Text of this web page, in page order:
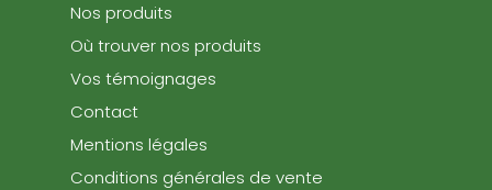
Nos produits
Où trouver nos produits
Vos témoignages
Contact
Mentions légales
Conditions générales de vente